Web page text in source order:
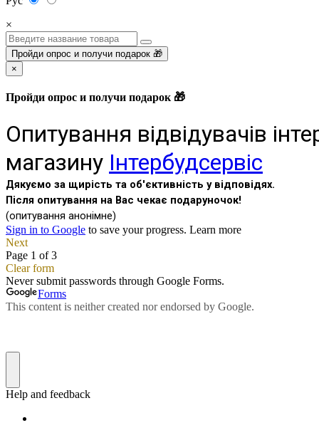
×
Пройди опрос и получи подарок 🎁
×
Пройди опрос и получи подарок 🎁